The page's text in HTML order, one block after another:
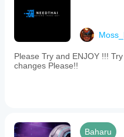
Please Try and ENJOY !!!
changes Please!!
Baharu